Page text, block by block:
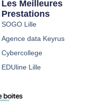
Les Meilleures
Prestations
SOGO Lille
Agence data Keyrus
Cybercollege
EDUline Lille